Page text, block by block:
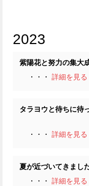
2023
紫陽花と努力の集大
・・・ 詳細を見る
タラヨウと待ちに待
・・・ 詳細を見る
夏が近づいてきまし
・・・ 詳細を見る